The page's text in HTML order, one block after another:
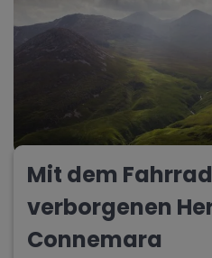
Mit dem
verborgenen
Connemara